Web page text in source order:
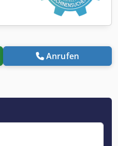
Anrufen